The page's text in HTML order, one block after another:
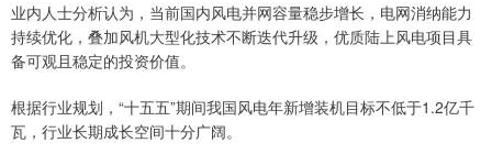
业内人士分析认为，当前国内风电并网容量稳步增长，电网消纳能力
持续优化，叠加风机大型化技术不断迭代升级，优质陆上风电项目具
备可观且稳定的投资价值。
根据行业规划，“十五五”期间我国风电年新增装机目标不低于1.2亿千
瓦，行业长期成长空间十分广阔。